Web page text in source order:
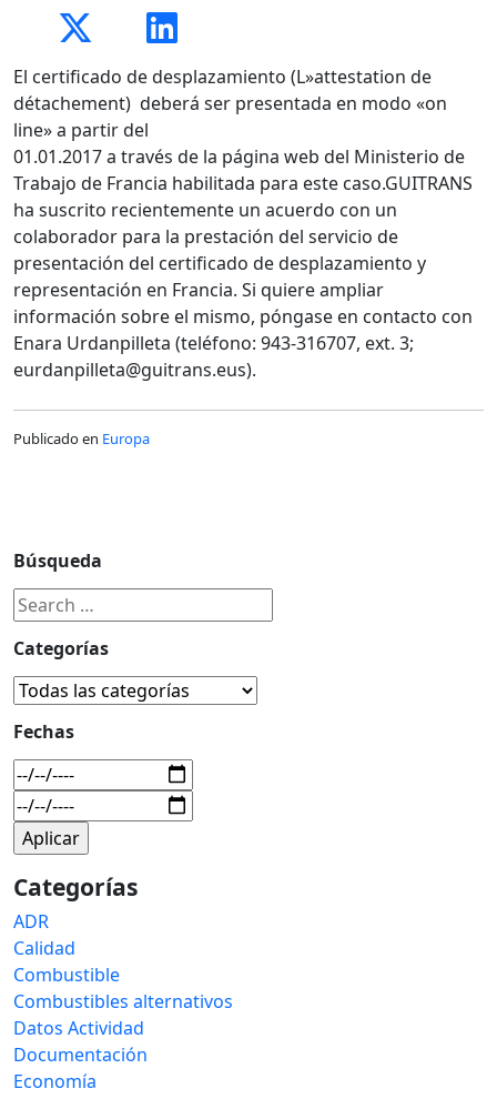
El certificado de desplazamiento (L»attestation de
détachement) deberá ser presentada en modo «on
line» a partir del
01.01.2017 a través de la página web del Ministerio de
Trabajo de Francia habilitada para este caso.GUITRANS
ha suscrito recientemente un acuerdo con un
colaborador para la prestación del servicio de
presentación del certificado de desplazamiento y
representación en Francia. Si quiere ampliar
información sobre el mismo, póngase en contacto con
Enara Urdanpilleta (teléfono: 943-316707, ext. 3;
eurdanpilleta@guitrans.eus).
Publicado en Europa
Búsqueda
Categorías
Fechas
Categorías
ADR
Calidad
Combustible
Combustibles alternativos
Datos Actividad
Documentación
Economía